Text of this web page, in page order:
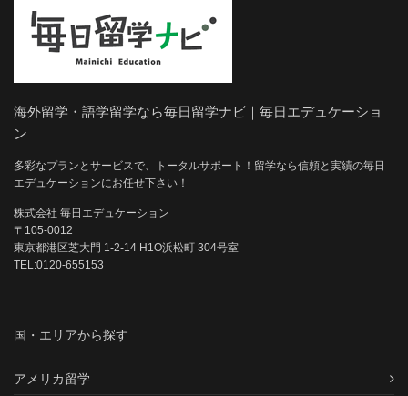
海外留学・語学留学なら毎日留学ナビ｜毎日エデュケーショ
ン
多彩なプランとサービスで、トータルサポート！留学なら信頼と実績の毎日
エデュケーションにお任せ下さい！
株式会社 毎日エデュケーション
〒105-0012
東京都港区芝大門 1-2-14 H1O浜松町 304号室
TEL:0120-655153
国・エリアから探す
アメリカ留学